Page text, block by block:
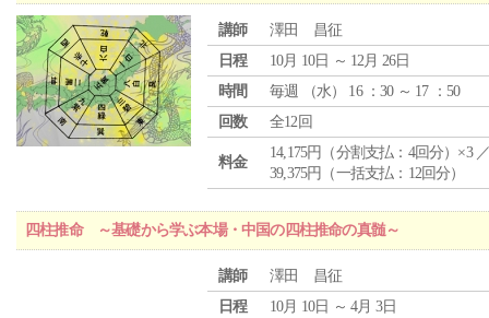
講師
澤田 昌征
日程
10月 10日 ～ 12月 26日
時間
毎週 （水） 16 ：30 ～ 17 ：50
回数
全12回
料金
14,175円（分割支払：4回分）×3
39,375円（一括支払：12回分）
四柱推命 ～基礎から学ぶ本場・中国の四柱推命の真髄～
講師
澤田 昌征
日程
10月 10日 ～ 4月 3日